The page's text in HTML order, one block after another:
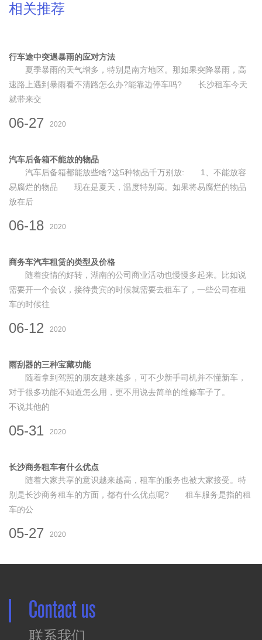
相关推荐
行车途中突遇暴雨的应对方法
夏季暴雨的天气增多，特别是南方地区。那如果突降暴雨，高
速路上遇到暴雨看不清路怎么办?能靠边停车吗? 长沙租车今天
就带来交
06-27 2020
汽车后备箱不能放的物品
汽车后备箱都能放些啥?这5种物品千万别放: 1、不能放容
易腐烂的物品 现在是夏天，温度特别高。如果将易腐烂的物品
放在后
06-18 2020
商务车汽车租赁的类型及价格
随着疫情的好转，湖南的公司商业活动也慢慢多起来。比如说
需要开一个会议，接待贵宾的时候就需要去租车了，一些公司在租
车的时候往
06-12 2020
雨刮器的三种宝藏功能
随着拿到驾照的朋友越来越多，可不少新手司机并不懂新车，
对于很多功能不知道怎么用，更不用说去简单的维修车子了。
不说其他的
05-31 2020
长沙商务租车有什么优点
随着大家共享的意识越来越高，租车的服务也被大家接受。特
别是长沙商务租车的方面，都有什么优点呢? 租车服务是指的租
车的公
05-27 2020
Contact us
联系我们